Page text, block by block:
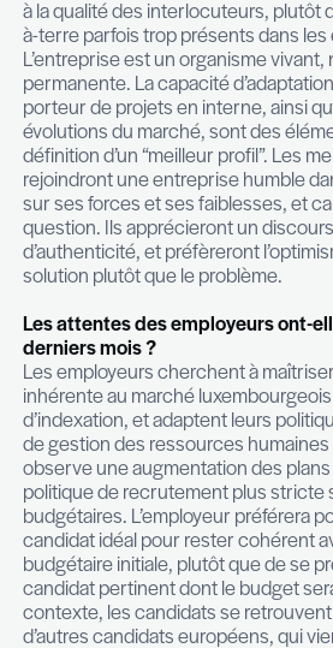
nécessaire. La vie
65 ans environ, et il est
de cet intervalle, en sortant
Nous constatons
d’autres marchés apportent
dynamisme. Un
nécessaire à la vitalité du
clients différents viennent
sud de la France, ce qui
plus attractif qu’on ne le
recruter un collaborateur de
fierté, car les compétences
cognitifs.
Comment identifier les
La notion de “meilleurs
elle doit être repositionnée
compétences attendues et
environnement
implique. Toutefois, les
s’intéresser au projet de